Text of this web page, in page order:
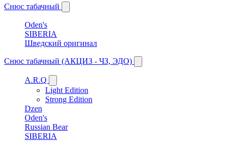
Снюс табачный
Oden's
SIBERIA
Шведский оригинал
Снюс табачный (АКЦИЗ - ЧЗ, ЭДО)
A.R.Q
Light Edition
Strong Edition
Dzen
Oden's
Russian Bear
SIBERIA